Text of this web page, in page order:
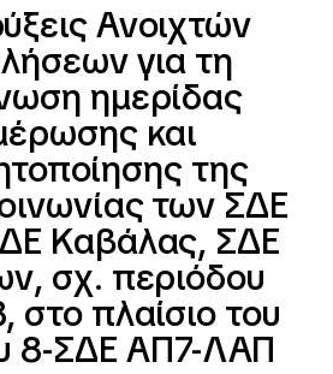
Ανοιχτών
για τη
ημερίδας
και
της
των ΣΔΕ
Καβάλας, ΣΔΕ
σχ. περιόδου
στο πλαίσιο του
8-ΣΔΕ ΑΠ7-ΛΑΠ